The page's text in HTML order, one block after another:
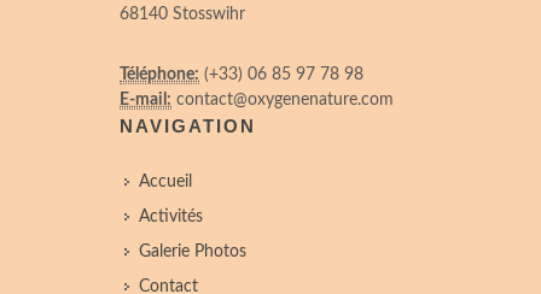
68140 Stosswihr
Téléphone: (+33) 06 85 97 78 98
E-mail: contact@oxygenenature.com
NAVIGATION
Accueil
Activités
Galerie Photos
Contact